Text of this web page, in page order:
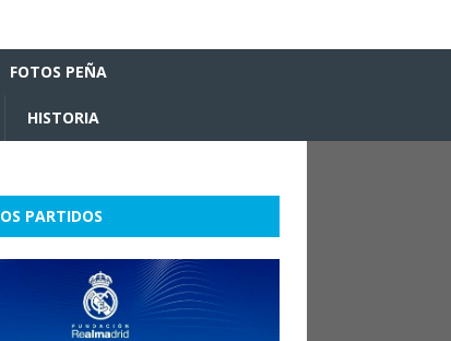
FOTOS PEÑA
HISTORIA
PARTIDOS